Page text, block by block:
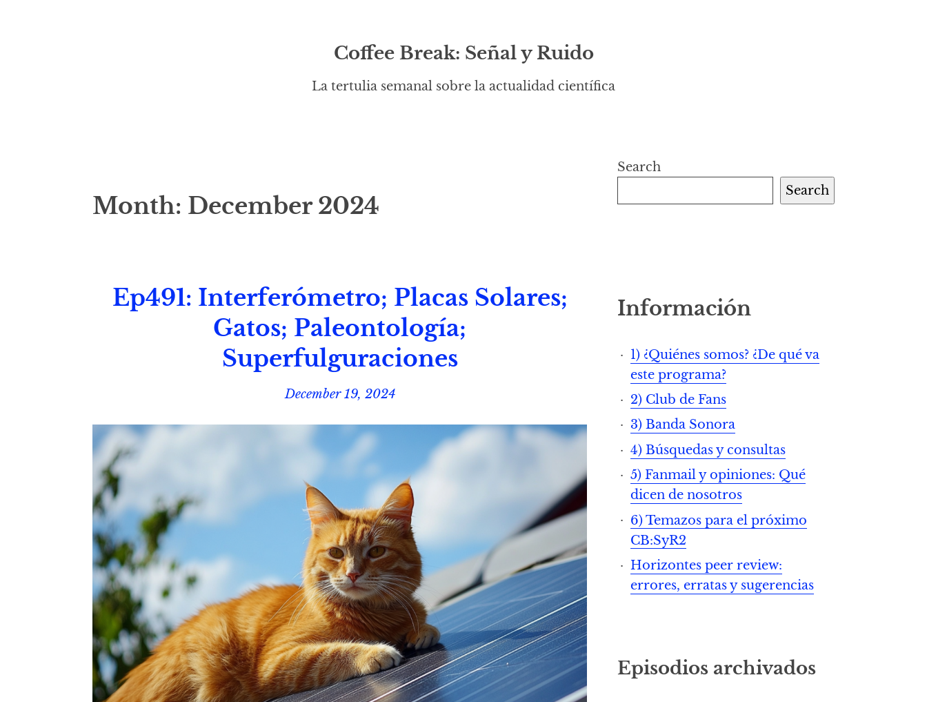
Coffee Break: Señal y Ruido
La tertulia semanal sobre la actualidad científica
Month: December 2024
Ep491: Interferómetro; Placas Solares;
Gatos; Paleontología;
Superfulguraciones
December 19, 2024
Search
Search
Información
1) ¿Quiénes somos? ¿De qué va
este programa?
2) Club de Fans
3) Banda Sonora
4) Búsquedas y consultas
5) Fanmail y opiniones: Qué
dicen de nosotros
6) Temazos para el próximo
CB:SyR2
Horizontes peer review:
errores, erratas y sugerencias
Episodios archivados